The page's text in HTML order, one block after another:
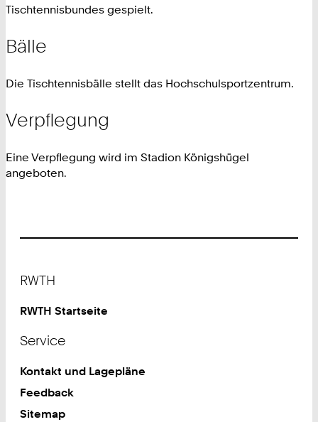
Tischtennisbundes gespielt.
Bälle
Die Tischtennisbälle stellt das Hochschulsportzentrum.
Verpflegung
Eine Verpflegung wird im Stadion Königshügel
angeboten.
RWTH
RWTH Startseite
Service
Kontakt und Lagepläne
Feedback
Sitemap